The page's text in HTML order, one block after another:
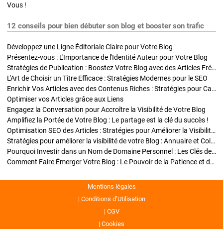
Vous !
12 conseils pour bien débuter son blog et booster son trafic
Développez une Ligne Éditoriale Claire pour Votre Blog
Présentez-vous : L'Importance de l'Identité Auteur pour Votre Blog
Stratégies de Publication : Boostez Votre Blog avec des Articles Fréquents et Exclusifs
L'Art de Choisir un Titre Efficace : Stratégies Modernes pour le SEO
Enrichir Vos Articles avec des Contenus Riches : Stratégies pour Captiver et Optimiser
Optimiser vos Articles grâce aux Liens
Engagez la Conversation pour Accroître la Visibilité de Votre Blog
Amplifiez la Portée de Votre Blog : Le partage est la clé du succès !
Optimisation SEO des Articles : Stratégies pour Améliorer la Visibilité de Votre Blog
Stratégies pour améliorer la visibilité de votre Blog : Annuaire et Collaborations
Pourquoi Investir dans un Nom de Domaine Personnel : Les Clés de la Réussite de Votre Blog
Comment Faire Émerger Votre Blog : Le Pouvoir de la Patience et de la Persévérance
Mentions légales
Conditions d’Utilisation
CGV
Cookies